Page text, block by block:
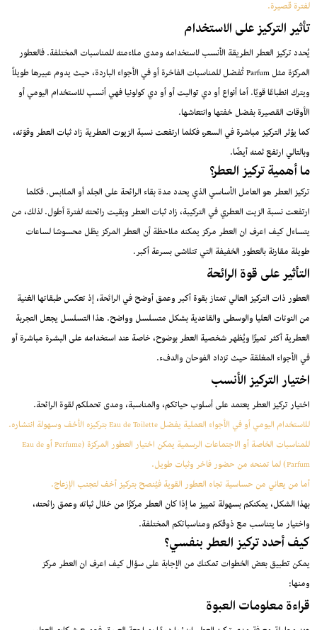
لفترة قصيرة.
تأثير التركيز على الاستخدام
يُحدد تركيز العطر الطريقة الأنسب لاستخدامه ومدى ملاءمته للمناسبات المختلفة. فالعطور
المركزة مثل Parfum تُفضل للمناسبات الفاخرة أو في الأجواء الباردة، حيث يدوم عبيرها طويلاً
ويترك انطباعًا قويًا. أما أنواع أو دي تواليت أو أو دي كولونيا فهي أنسب للاستخدام اليومي أو
الأوقات القصيرة بفضل خفتها وانتعاشها.
كما يؤثر التركيز مباشرة في السعر، فكلما ارتفعت نسبة الزيوت العطرية زاد ثبات العطر وقوّته،
وبالتالي ارتفع ثمنه أيضًا.
ما أهمية تركيز العطر؟
تركيز العطر هو العامل الأساسي الذي يحدد مدة بقاء الرائحة على الجلد أو الملابس. فكلما
ارتفعت نسبة الزيت العطري في التركيبة، زاد ثبات العطر وبقيت رائحته لفترة أطول. لذلك، من
يتساءل كيف اعرف ان العطر مركز يمكنه ملاحظة أن العطر المركز يظل محسوسًا لساعات
طويلة مقارنة بالعطور الخفيفة التي تتلاشى بسرعة أكبر.
التأثير على قوة الرائحة
العطور ذات التركيز العالي تمتاز بقوة أكبر وعمق أوضح في الرائحة، إذ تعكس طبقاتها الغنية
من النوتات العليا والوسطى والقاعدية بشكل متسلسل وواضح. هذا التسلسل يجعل التجربة
العطرية أكثر تميزًا ويُظهر شخصية العطر بوضوح، خاصة عند استخدامه على البشرة مباشرة أو
في الأجواء المغلقة حيث تزداد الفوحان والدفء.
اختيار التركيز الأنسب
اختيار تركيز العطر يعتمد على أسلوب حياتكم، والمناسبة، ومدى تحملكم لقوة الرائحة.
للاستخدام اليومي أو في الأجواء العملية يفضل Eau de Toilette بتركيزه الأخف وسهولة انتشاره.
للمناسبات الخاصة أو الاجتماعات الرسمية يمكن اختيار العطور المركزة (Perfume أو Eau de
Parfum) لما تمنحه من حضور فاخر وثبات طويل.
أما من يعاني من حساسية تجاه العطور القوية فيُنصح بتركيز أخف لتجنب الإزعاج.
بهذا الشكل، يمكنكم بسهولة تمييز ما إذا كان العطر مركزًا من خلال ثباته وعمق رائحته،
واختيار ما يتناسب مع ذوقكم ومناسباتكم المختلفة.
كيف أحدد تركيز العطر بنفسي؟
يمكن تطبيق بعض الخطوات تمكنك من الإجابة على سؤال كيف اعرف ان العطر مركز
ومنها:
قراءة معلومات العبوة